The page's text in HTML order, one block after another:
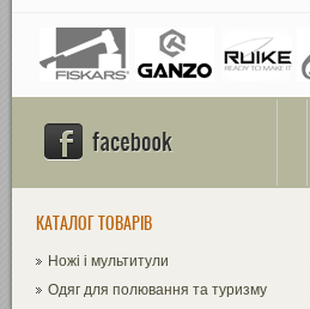
КАТАЛОГ ТОВАРІВ
Ножі і мультитули
Одяг для полювання та туризму